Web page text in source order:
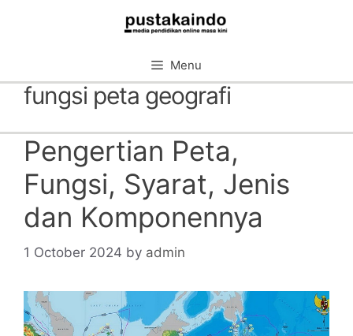
Menu
fungsi peta geografi
Pengertian Peta,
Fungsi, Syarat, Jenis
dan Komponennya
1 October 2024 by admin